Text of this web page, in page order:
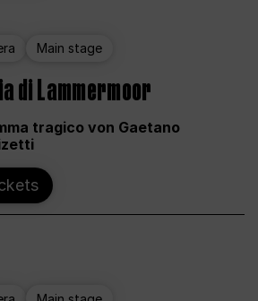
Main stage
di Lammermoor
tragico von Gaetano